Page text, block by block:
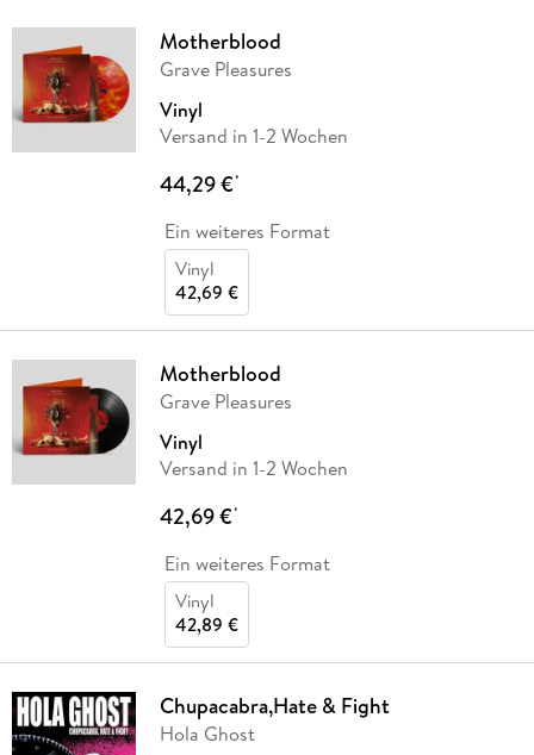
Motherblood
Grave Pleasures
Vinyl
Versand in 1-2 Wochen
44,29 €*
Ein weiteres Format
Vinyl
42,69 €
Motherblood
Grave Pleasures
Vinyl
Versand in 1-2 Wochen
42,69 €*
Ein weiteres Format
Vinyl
42,89 €
Chupacabra,Hate & Fight
Hola Ghost